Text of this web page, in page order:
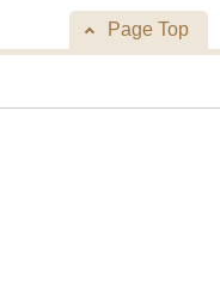
Page Top